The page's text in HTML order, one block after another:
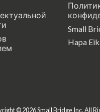
Small
Hapa
© 2026 Small Bridge Inc. All